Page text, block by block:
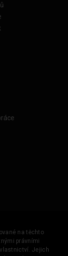
na těchto
právními
Jejich